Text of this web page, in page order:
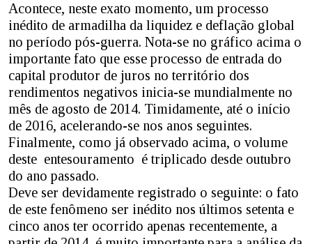
Acontece, neste exato momento, um processo
inédito de armadilha da liquidez e deflação global
no período pós-guerra. Nota-se no gráfico acima o
importante fato que esse processo de entrada do
capital produtor de juros no território dos
rendimentos negativos inicia-se mundialmente no
mês de agosto de 2014. Timidamente, até o início
de 2016, acelerando-se nos anos seguintes.
Finalmente, como já observado acima, o volume
deste entesouramento é triplicado desde outubro
do ano passado.
Deve ser devidamente registrado o seguinte: o fato
de este fenômeno ser inédito nos últimos setenta e
cinco anos ter ocorrido apenas recentemente, a